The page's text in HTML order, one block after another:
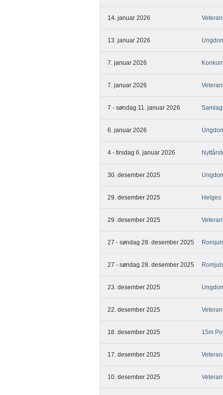
14. januar 2026
13. januar 2026
7. januar 2026
7. januar 2026
7 - søndag 11. januar 2026
6. januar 2026
4 - tirsdag 6. januar 2026
30. desember 2025
29. desember 2025 Helges
29. desember 2025
27 - søndag 28. desember 2025
27 - søndag 28. desember 2025
23. desember 2025
22. desember 2025
18. desember 2025 15m
17. desember 2025
10. desember 2025